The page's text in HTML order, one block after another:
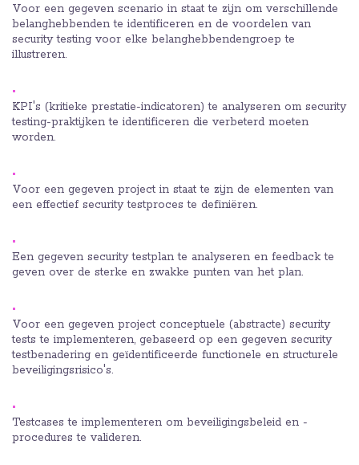
Voor een gegeven scenario in staat te zijn om verschillende
belanghebbenden te identificeren en de voordelen van
security testing voor elke belanghebbendengroep te
illustreren.
KPI's (kritieke prestatie-indicatoren) te analyseren om security
testing-praktijken te identificeren die verbeterd moeten
worden.
Voor een gegeven project in staat te zijn de elementen van
een effectief security testproces te definiëren.
Een gegeven security testplan te analyseren en feedback te
geven over de sterke en zwakke punten van het plan.
Voor een gegeven project conceptuele (abstracte) security
tests te implementeren, gebaseerd op een gegeven security
testbenadering en geïdentificeerde functionele en structurele
beveiligingsrisico's.
Testcases te implementeren om beveiligingsbeleid en -
procedures te valideren.